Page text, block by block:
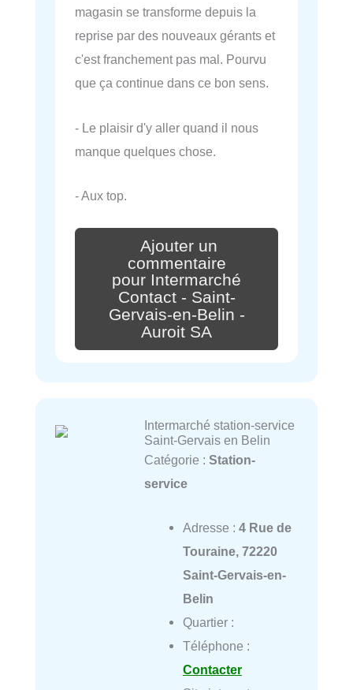
magasin se transforme depuis la
reprise par des nouveaux gérants et
c'est franchement pas mal. Pourvu
que ça continue dans ce bon sens.
- Le plaisir d'y aller quand il nous
manque quelques chose.
- Aux top.
Ajouter un
commentaire
pour Intermarché
Contact - Saint-
Gervais-en-Belin -
Auroit SA
Intermarché station-service
Saint-Gervais en Belin
Catégorie : Station-
service
Adresse : 4 Rue de
Touraine, 72220
Saint-Gervais-en-
Belin
Quartier :
Téléphone :
Contacter